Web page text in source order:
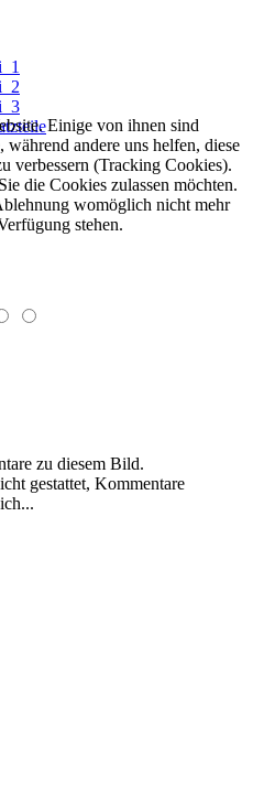
zu diesem Bild.
gestattet, Kommentare
Einige von ihnen sind
andere uns helfen, diese
verbessern (Tracking Cookies).
die Cookies zulassen möchten.
womöglich nicht mehr
stehen.